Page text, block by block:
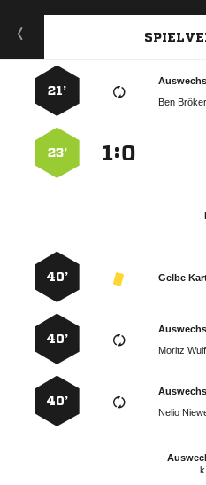

21’
:
23’
Gelbe
40’

40’

40’